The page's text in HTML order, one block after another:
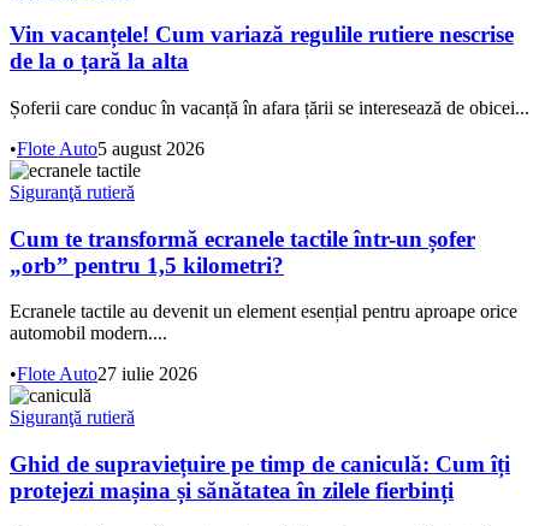
Vin vacanțele! Cum variază regulile rutiere nescrise
de la o țară la alta
Șoferii care conduc în vacanță în afara țării se interesează de obicei...
•Flote Auto5 august 2026
Siguranţă rutieră
Cum te transformă ecranele tactile într-un șofer
„orb” pentru 1,5 kilometri?
Ecranele tactile au devenit un element esențial pentru aproape orice
automobil modern....
•Flote Auto27 iulie 2026
Siguranţă rutieră
Ghid de supraviețuire pe timp de caniculă: Cum îți
protejezi mașina și sănătatea în zilele fierbinți